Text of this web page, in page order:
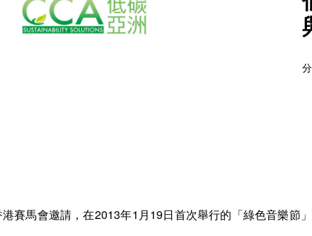
賽馬會邀請，在2013年1月19日首次舉行的「綠色音樂節